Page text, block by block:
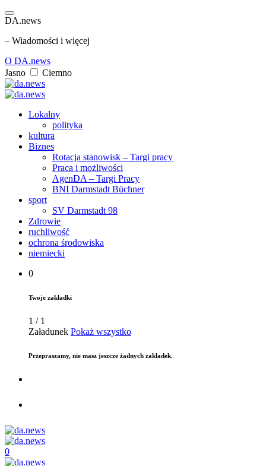
DA.news
– Wiadomości i więcej
O DA.news
Jasno
Ciemno
Lokalny
polityka
kultura
Biznes
Rotacja stanowisk – Targi pracy
Praca i możliwości
AgenDA – Targi Pracy
BNI Darmstadt Büchner
sport
SV Darmstadt 98
Zdrowie
ruchliwość
ochrona środowiska
niemiecki
0
Twoje zakładki
1 / 1
Załadunek Pokaż wszystko
Przepraszamy, nie masz jeszcze żadnych zakładek.
0